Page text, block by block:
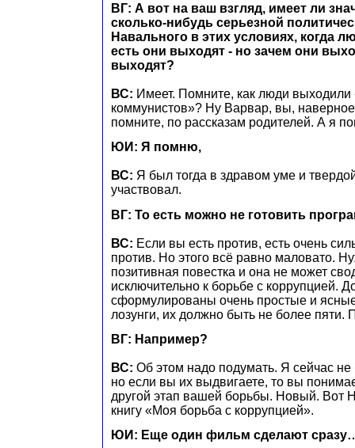
ВГ: А вот на ваш взгляд, имеет ли
сколько-нибудь серьезной
Навального в этих условиях, когда
есть они выходят - но зачем они
выходят?
ВС: Имеет. Помните, как люди выходили
коммунистов»? Ну Варвар, вы,
помните, по рассказам родителей. А я
ЮИ: Я помню,
ВС: Я был тогда в здравом уме и
участвовал.
ВГ: То есть можно не готовить
ВС: Если вы есть против, есть очень
против. Но этого всё равно маловато.
позитивная повестка и она не может
исключительно к борьбе с коррупцией.
сформулированы очень простые и
лозунги, их должно быть не более пяти.
ВГ: Например?
ВС: Об этом надо подумать. Я сейчас
но если вы их выдвигаете, то вы
другой этап вашей борьбы. Новый. Вот
книгу «Моя борьба с коррупцией».
ЮИ: Еще один фильм сделают